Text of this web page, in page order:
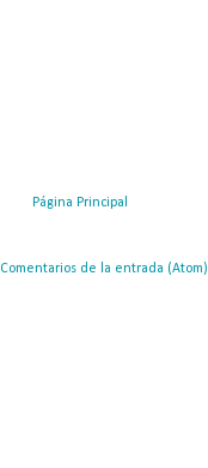
Página Principal
Comentarios de la entrada (Atom)